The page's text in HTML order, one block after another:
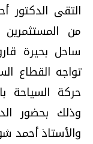
التقى الدكتور
من
ساحل بحيرة
تواجه القطاع
حركة السياحة
وذلك بحضور
والأستاذ أحمد